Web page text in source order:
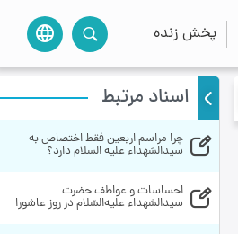
پخش زنده language
اسناد مرتبط
سیدالشهداء علیه السلام دارد؟
سيدالشهداء عليه‌السّلام در روز عاشورا